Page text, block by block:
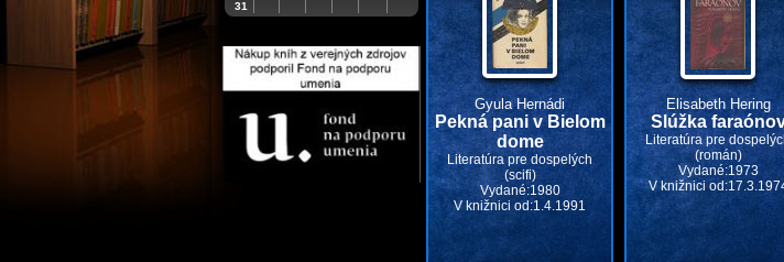
31
Gyula Hernádi
Pekná pani v Bielom
dome
Literatúra pre dospelých
(scifi)
Vydané:1980
V knižnici od:1.4.1991
Elisabeth Hering
Slúžka
Literatúra pre
(román)
Vydané:1973
V knižnici